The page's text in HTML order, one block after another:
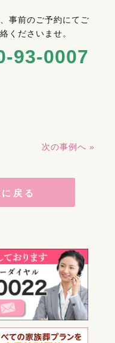
事前のご予約にてご
くださいませ。
93-0007
次の事例へ »
戻る